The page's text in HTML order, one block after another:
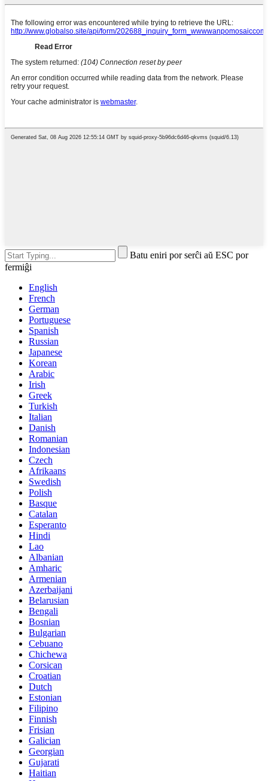
Batu eniri por serĉi aŭ ESC por
fermiĝi
English
French
German
Portuguese
Spanish
Russian
Japanese
Korean
Arabic
Irish
Greek
Turkish
Italian
Danish
Romanian
Indonesian
Czech
Afrikaans
Swedish
Polish
Basque
Catalan
Esperanto
Hindi
Lao
Albanian
Amharic
Armenian
Azerbaijani
Belarusian
Bengali
Bosnian
Bulgarian
Cebuano
Chichewa
Corsican
Croatian
Dutch
Estonian
Filipino
Finnish
Frisian
Galician
Georgian
Gujarati
Haitian